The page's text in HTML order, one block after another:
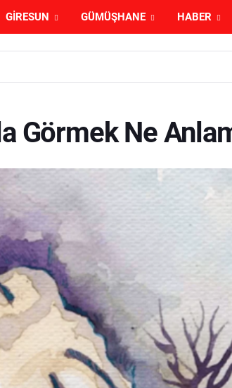
GIRESUN GÜMÜŞHANE HABER
Görmek Ne